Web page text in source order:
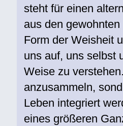
steht für einen
aus den
Form der Weisheit
uns auf, uns selbst
Weise zu
anzusammeln,
Leben integriert
eines größeren